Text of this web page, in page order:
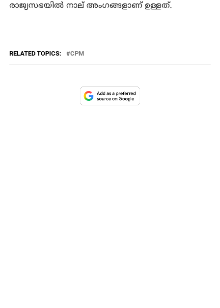
രാജ്യസഭയില്‍ നാല് അംഗങ്ങളാണ് ഉള്ളത്.
RELATED TOPICS: CPM